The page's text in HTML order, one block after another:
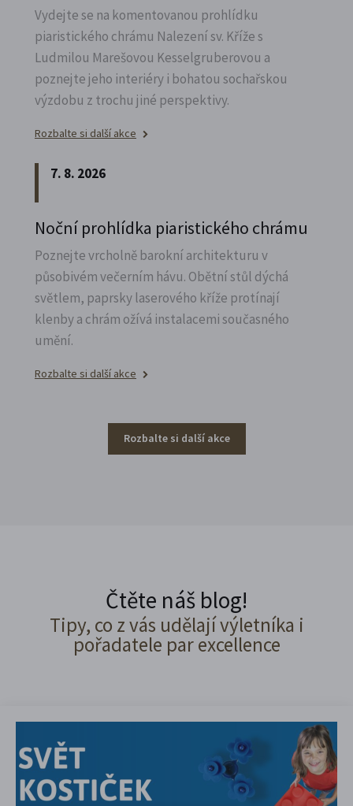
Vydejte se na komentovanou prohlídku
piaristického chrámu Nalezení sv. Kříže s
Ludmilou Marešovou Kesselgruberovou a
poznejte jeho interiéry i bohatou sochařskou
výzdobu z trochu jiné perspektivy.
Rozbalte si další akce
7. 8. 2026
Noční prohlídka piaristického chrámu
Poznejte vrcholně barokní architekturu v
působivém večerním hávu. Obětní stůl dýchá
světlem, paprsky laserového kříže protínají
klenby a chrám ožívá instalacemi současného
umění.
Rozbalte si další akce
Rozbalte si další akce
Čtěte náš blog!
Tipy, co z vás udělají výletníka i
pořadatele par excellence